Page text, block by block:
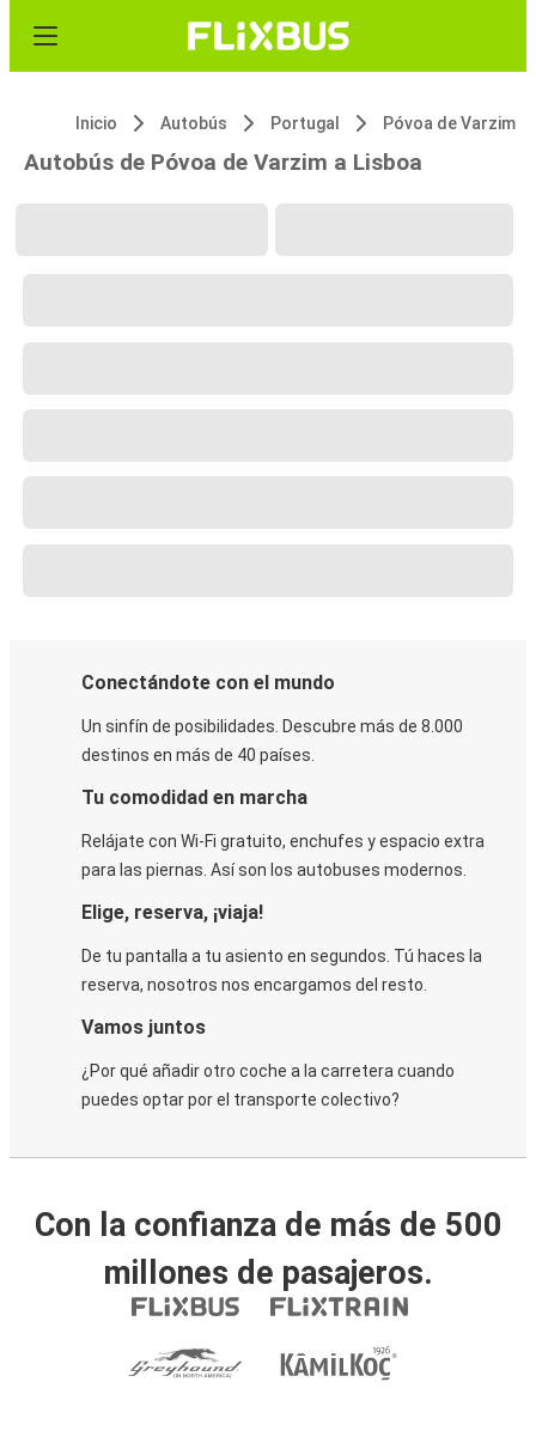
Inicio Autobús Portugal Póvoa de Varzim
Autobús de Póvoa de Varzim a Lisboa
Conectándote con el mundo
Un sinfín de posibilidades. Descubre más de 8.000
destinos en más de 40 países.
Tu comodidad en marcha
Relájate con Wi-Fi gratuito, enchufes y espacio extra
para las piernas. Así son los autobuses modernos.
Elige, reserva, ¡viaja!
De tu pantalla a tu asiento en segundos. Tú haces la
reserva, nosotros nos encargamos del resto.
Vamos juntos
¿Por qué añadir otro coche a la carretera cuando
puedes optar por el transporte colectivo?
Con la confianza de más de 500
millones de pasajeros.